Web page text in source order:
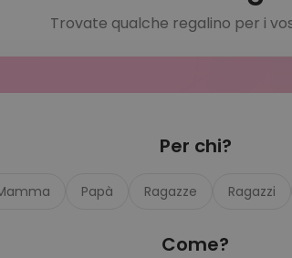
Stile Fumetto
Trovate qualche regalino per i
Per chi?
Papà Ragazze Ragazzi
Come?